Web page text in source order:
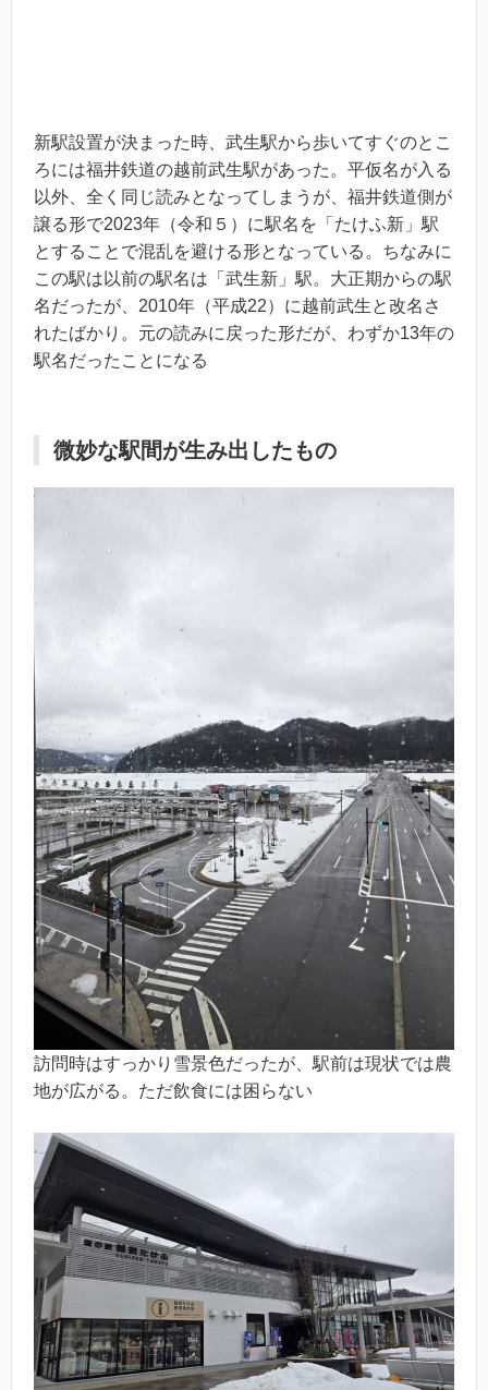
新駅設置が決まった時、武生駅から歩いてすぐのとこ
ろには福井鉄道の越前武生駅があった。平仮名が入る
以外、全く同じ読みとなってしまうが、福井鉄道側が
譲る形で2023年（令和５）に駅名を「たけふ新」駅
とすることで混乱を避ける形となっている。ちなみに
この駅は以前の駅名は「武生新」駅。大正期からの駅
名だったが、2010年（平成22）に越前武生と改名さ
れたばかり。元の読みに戻った形だが、わずか13年の
駅名だったことになる
微妙な駅間が生み出したもの
訪問時はすっかり雪景色だったが、駅前は現状では農
地が広がる。ただ飲食には困らない